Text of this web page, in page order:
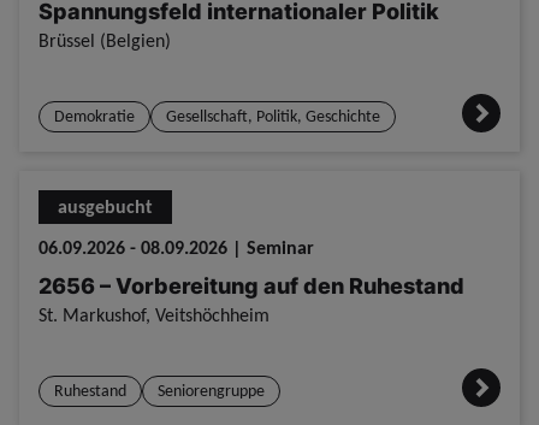
Spannungsfeld internationaler Politik
Brüssel (Belgien)
Demokratie Gesellschaft, Politik, Geschichte
ausgebucht
06.09.2026 - 08.09.2026 | Seminar
2656 – Vorbereitung auf den Ruhestand
St. Markushof, Veitshöchheim
Ruhestand Seniorengruppe